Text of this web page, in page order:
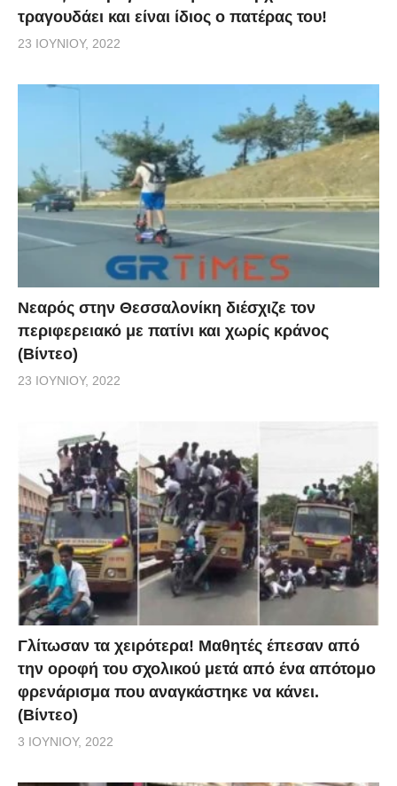
τραγουδάει και είναι ίδιος ο πατέρας του!
23 ΙΟΥΝΊΟΥ, 2022
Νεαρός στην Θεσσαλονίκη διέσχιζε τον
περιφερειακό με πατίνι και χωρίς κράνος
(Βίντεο)
23 ΙΟΥΝΊΟΥ, 2022
Γλίτωσαν τα χειρότερα! Μαθητές έπεσαν από
την οροφή του σχολικού μετά από ένα απότομο
φρενάρισμα που αναγκάστηκε να κάνει.
(Βίντεο)
3 ΙΟΥΝΊΟΥ, 2022